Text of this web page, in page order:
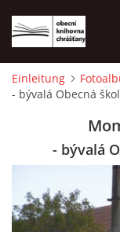
EINLEITUNG
FOTOALBUM
Einleitung
- bývalá Obecná
- bývalá